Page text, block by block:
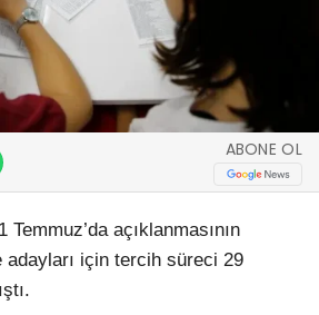
ABONE OL
Temmuz’da açıklanmasının
adayları için tercih süreci 29